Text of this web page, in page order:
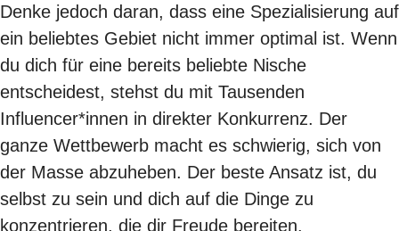
Denke jedoch daran, dass eine Spezialisierung auf
ein beliebtes Gebiet nicht immer optimal ist. Wenn
du dich für eine bereits beliebte Nische
entscheidest, stehst du mit Tausenden
Influencer*innen in direkter Konkurrenz. Der
ganze Wettbewerb macht es schwierig, sich von
der Masse abzuheben. Der beste Ansatz ist, du
selbst zu sein und dich auf die Dinge zu
konzentrieren, die dir Freude bereiten.